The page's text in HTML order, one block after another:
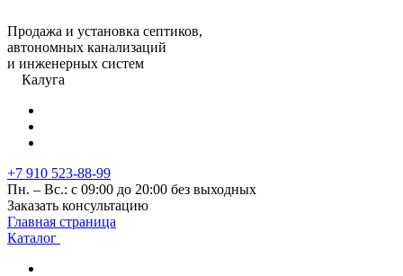
Продажа и установка септиков,
автономных канализаций
и инженерных систем
Калуга
+7 910 523-88-99
Пн. – Вс.: с 09:00 до 20:00 без выходных
Заказать консультацию
Главная страница
Каталог